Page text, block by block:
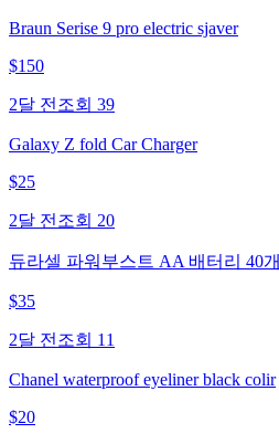
Braun Serise 9 pro electric sjaver
$150
2달 전 조회 39
Galaxy Z fold Car Charger
$25
2달 전 조회 20
듀라셀 파워부스트 AA 배터리 40개
$35
2달 전 조회 11
Chanel waterproof eyeliner black colir
$20